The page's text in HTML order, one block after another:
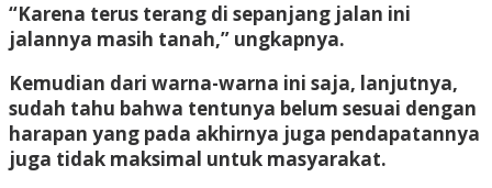
“Karena terus terang di sepanjang jalan ini
jalannya masih tanah,” ungkapnya.
Kemudian dari warna-warna ini saja, lanjutnya,
sudah tahu bahwa tentunya belum sesuai dengan
harapan yang pada akhirnya juga pendapatannya
juga tidak maksimal untuk masyarakat.